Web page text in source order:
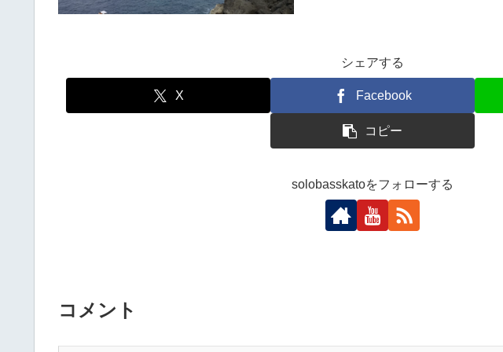
シェアする
X Facebook
コピー
solobasskatoをフォローする
コメント